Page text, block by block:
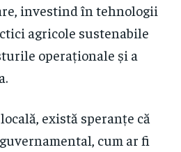
investind în tehnologii
agricole sustenabile
operaționale și a
există speranțe că
cum ar fi